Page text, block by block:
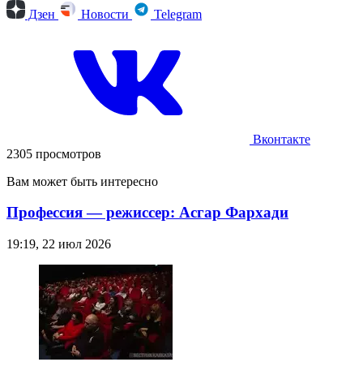
Дзен Новости Telegram
Вконтакте
2305 просмотров
Вам может быть интересно
Профессия — режиссер: Асгар Фархади
19:19, 22 июл 2026